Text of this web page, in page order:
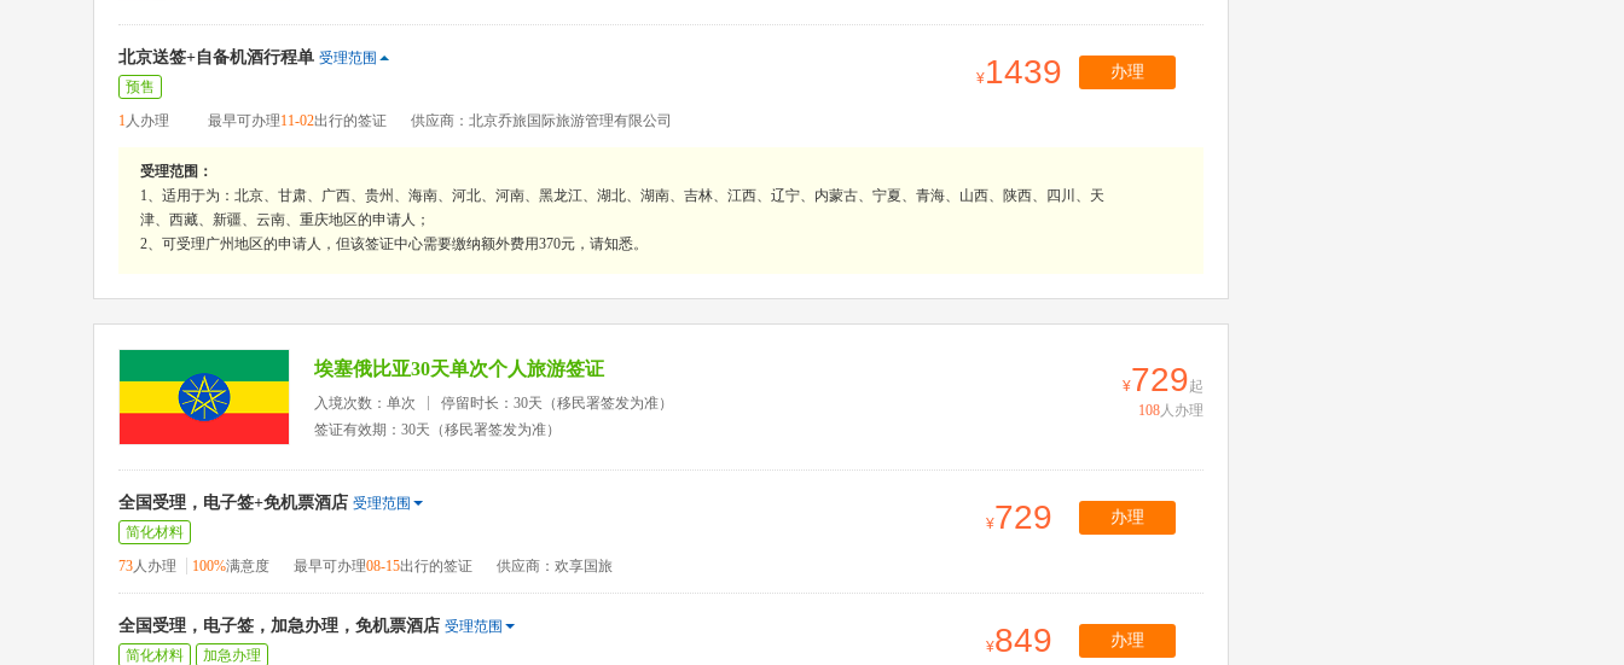
北京送签+自备机酒行程单 受理范围
预售
1人办理 最早可办理11-02出行的签证 供应商：北京乔旅国际旅游管理有限公司
1439 办理
受理范围：
1、适用于为：北京、甘肃、广西、贵州、海南、河北、河南、黑龙江、湖北、湖南、吉林、江西、辽宁、内蒙古、宁夏、青海、山西、陕西、四川、天
津、西藏、新疆、云南、重庆地区的申请人；
2、可受理广州地区的申请人，但该签证中心需要缴纳额外费用370元，请知悉。
埃塞俄比亚30天单次个人旅游签证
入境次数：单次
停留时长：30天（移民署签发为准）
签证有效期：30天（移民署签发为准）
729起
108人办理
全国受理，电子签+免机票酒店 受理范围
简化材料
73人办理 100%满意度 最早可办理08-15出行的签证 供应商：欢享国旅
729 办理
全国受理，电子签，加急办理，免机票酒店 受理范围
简化材料
加急办理
849 办理